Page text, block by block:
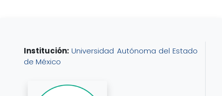
Institución: Universidad Autónoma del Estado
de México